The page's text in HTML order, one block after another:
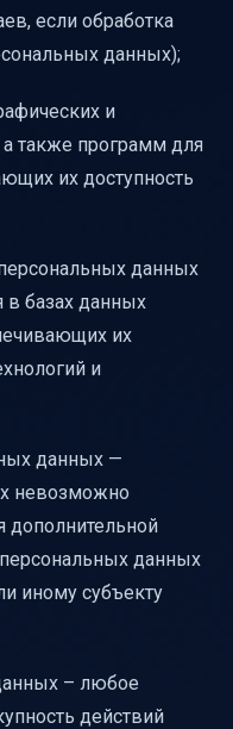
если обработка
данных);
и
также программ для
их доступность
данных
в базах данных
их
и
данных —
невозможно
дополнительной
данных
иному субъекту
– любое
действий